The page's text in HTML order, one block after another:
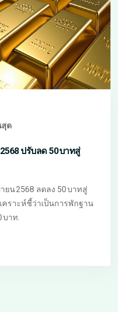
สุด
ปรับลด 50 บาทสู่
ยน 2568 ลดลง 50 บาทสู่
คราะห์ชี้ว่าเป็นการพักฐาน
บาท.